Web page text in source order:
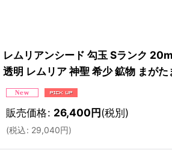
レムリアンシード 勾玉 Sランク
透明 レムリア 神聖 希少 鉱物 まが
販売価格: 26,400円(税別)
(税込: 29,040円)